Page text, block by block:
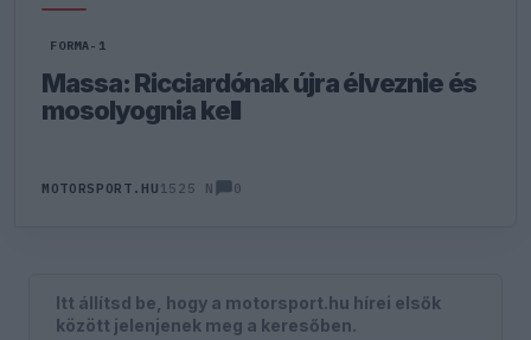
FORMA-1
Massa: Ricciardónak újra élveznie és
mosolyognia kell
MOTORSPORT.HU 1525 N 0
Itt állítsd be, hogy a motorsport.hu hírei elsők
között jelenjenek meg a keresőben.